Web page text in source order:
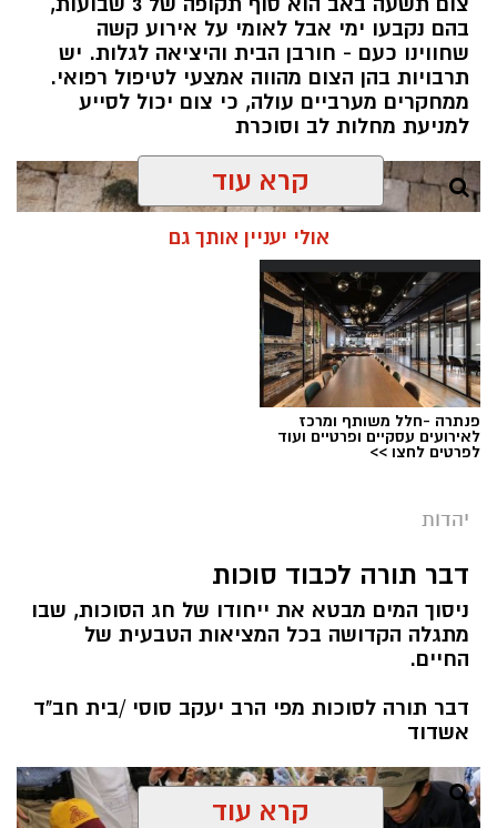
בהם נקבעו ימי אבל לאומי על אירוע קשה
שחווינו כעם - חורבן הבית והיציאה לגלות. יש
תרבויות בהן הצום מהווה אמצעי לטיפול רפואי.
ממחקרים מערביים עולה, כי צום יכול לסייע
למניעת מחלות לב וסוכרת
מערכת ירושלים נט / 08:00 11.08.19
תגים: תשעה באב
קיימת מחלוקת בין חוקרים האם הצום היא דרך
טיפול אפקטיבית. יחד עם זאת, הדעה הרווחת כיום
מנקה את עצמו מרעלים על בסיס יומי קבוע בעזרת
הכליות, הכבד, הריאות, המעי הגס, בלוטות
הליפמה והעור. מאידך גיסא, ישנם מומחים ברפואה
משלימה ואף מהרפואה הקונבנציונלית, אשר אינם
קרא עוד
אולי יעניין אותך גם
פנתרה -חלל משותף ומרכז
לאירועים עסקיים ופרטיים ועוד
לפרטים לחצו >>
יהדות
דבר תורה לכבוד סוכות
ניסוך המים מבטא את ייחודו של חג הסוכות, שבו
מתגלה הקדושה בכל המציאות הטבעית של
החיים.
דבר תורה לסוכות מפי הרב יעקב סוסי /בית חב"ד
אשדוד
קרא עוד